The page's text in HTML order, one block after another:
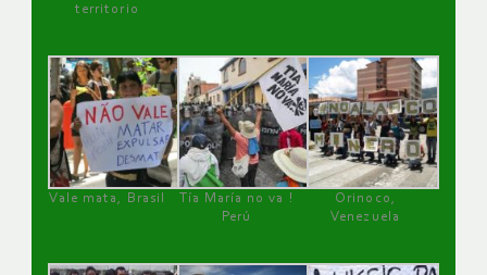
territorio
Vale mata, Brasil
Tía María no va !
Perú
Orinoco,
Venezuela